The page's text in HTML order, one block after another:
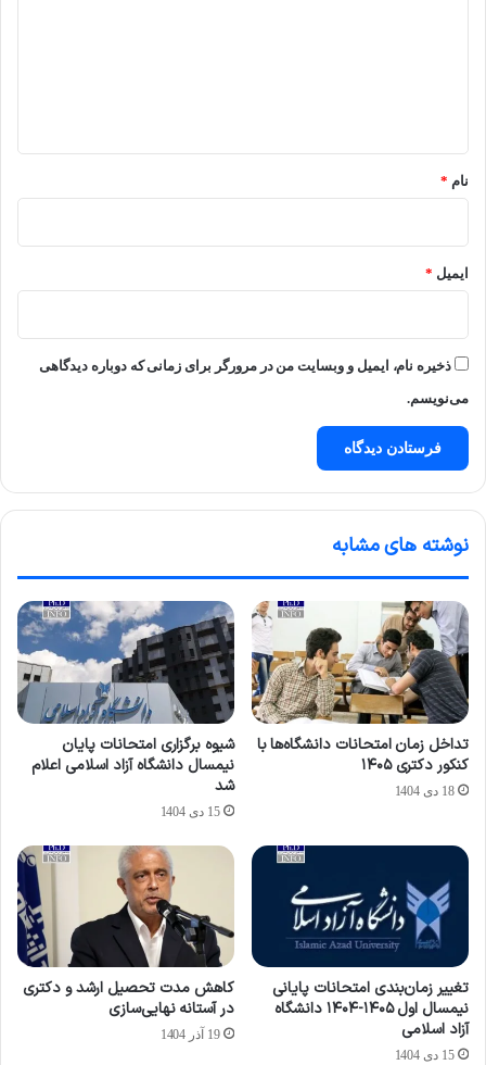
نام *
ایمیل *
ذخیره نام، ایمیل و وبسایت من در مرورگر برای زمانی که دوباره دیدگاهی
می‌نویسم.
نوشته های مشابه
تداخل زمان امتحانات دانشگاه‌ها با
کنکور دکتری ۱۴۰۵
18 دی 1404
شیوه برگزاری امتحانات پایان
نیمسال دانشگاه آزاد اسلامی اعلام
شد
15 دی 1404
تغییر زمان‌بندی امتحانات پایانی
نیمسال اول ۱۴۰۵-۱۴۰۴ دانشگاه
آزاد اسلامی
15 دی 1404
کاهش مدت تحصیل ارشد و دکتری
در آستانه نهایی‌سازی
19 آذر 1404